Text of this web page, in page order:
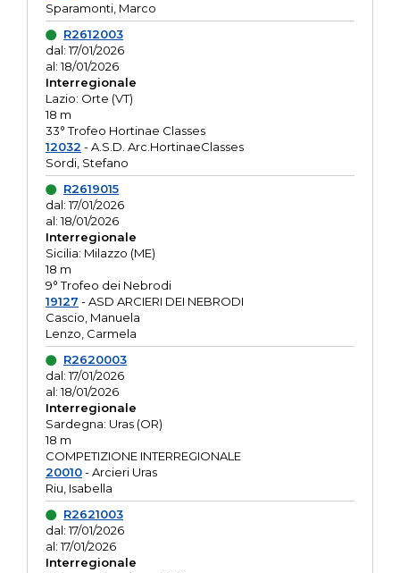
Sparamonti, Marco
R2612003
dal: 17/01/2026
al: 18/01/2026
Interregionale
Lazio: Orte (VT)
18 m
33° Trofeo Hortinae Classes
12032 - A.S.D. Arc.HortinaeClasses
Sordi, Stefano
R2619015
dal: 17/01/2026
al: 18/01/2026
Interregionale
Sicilia: Milazzo (ME)
18 m
9° Trofeo dei Nebrodi
19127 - ASD ARCIERI DEI NEBRODI
Cascio, Manuela
Lenzo, Carmela
R2620003
dal: 17/01/2026
al: 18/01/2026
Interregionale
Sardegna: Uras (OR)
18 m
COMPETIZIONE INTERREGIONALE
20010- Arcieri Uras
Riu, Isabella
R2621003
dal: 17/01/2026
al: 17/01/2026
Interregionale